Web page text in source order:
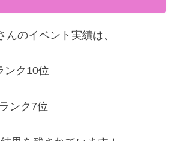
んのイベント実績は、
ンク 10位
ンク 7位